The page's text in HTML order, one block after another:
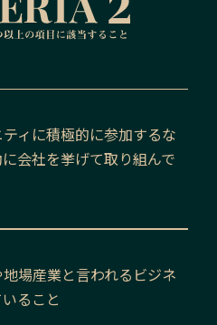
ィに積極的に参加するな
会社を挙げて取り組んで
場産業と言われるビジネ
ること